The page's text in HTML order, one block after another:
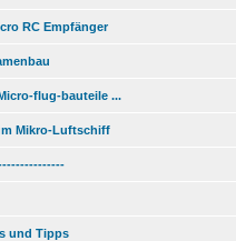
RC Empfänger
flug-bauteile ...
Mikro-Luftschiff
und Tipps